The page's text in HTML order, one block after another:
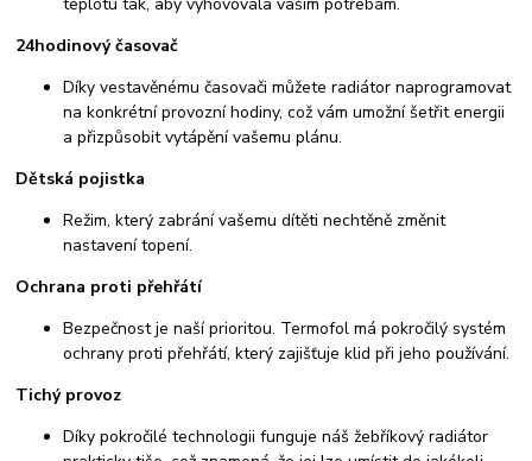
teplotu tak, aby vyhovovala vašim potřebám.
24hodinový časovač
Díky vestavěnému časovači můžete radiátor naprogramovat
na konkrétní provozní hodiny, což vám umožní šetřit energii
a přizpůsobit vytápění vašemu plánu.
Dětská pojistka
Režim, který zabrání vašemu dítěti nechtěně změnit
nastavení topení.
Ochrana proti přehřátí
Bezpečnost je naší prioritou. Termofol má pokročilý systém
ochrany proti přehřátí, který zajišťuje klid při jeho používání.
Tichý provoz
Díky pokročilé technologii funguje náš žebříkový radiátor